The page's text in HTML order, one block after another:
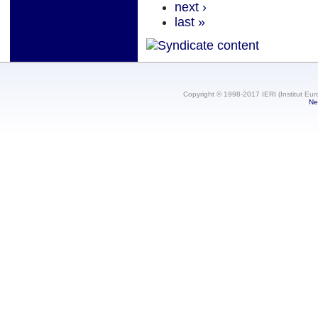
next ›
last »
Copyright © 1998-2017 IERI (Institut